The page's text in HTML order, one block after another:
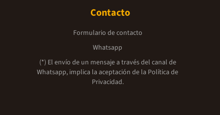
Contacto
Formulario de contacto
Whatsapp
(*) El envío de un mensaje a través del canal de
Whatsapp, implica la aceptación de la Política de
Privacidad.